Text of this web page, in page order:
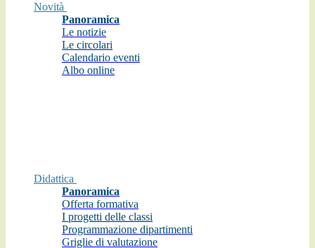
Novità
Panoramica
Le notizie
Le circolari
Calendario eventi
Albo online
Didattica
Panoramica
Offerta formativa
I progetti delle classi
Programmazione dipartimenti
Griglie di valutazione